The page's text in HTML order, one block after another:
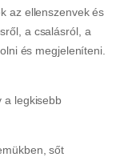
az ellenszenvek és
a csalásról, a
és megjeleníteni.
a legkisebb
sőt